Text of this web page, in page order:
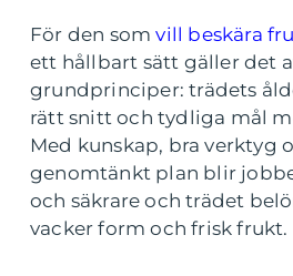
För den somvill beskära
ett hållbart sätt gäller det
grundprinciper: trädets
rätt snitt och tydliga mål
Med kunskap, bra verktyg
genomtänkt plan blir
och säkrare och trädet
vacker form och frisk frukt.